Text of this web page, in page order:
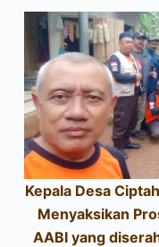
Kepala Desa
Menyaksikan
AABI yang